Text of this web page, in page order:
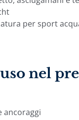
per sport
nel
ancoraggi